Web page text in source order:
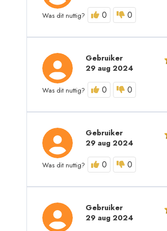
Was dit nuttig? 0 0
Gebruiker
29 aug 2024
Was dit nuttig? 0 0
Gebruiker
29 aug 2024
Was dit nuttig? 0 0
Gebruiker
29 aug 2024